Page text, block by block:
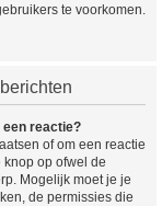
te voorkomen.
een reactie?
of om een reactie
op ofwel de
Mogelijk moet je je
de permissies die